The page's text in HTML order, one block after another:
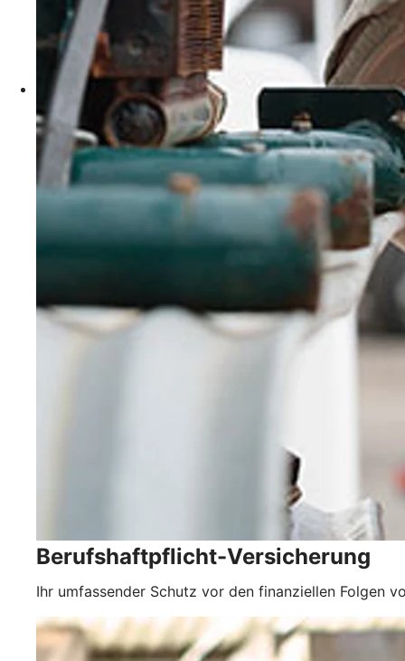
Berufshaftpflicht-Versicherung
Ihr umfassender Schutz vor den finanziellen Folgen